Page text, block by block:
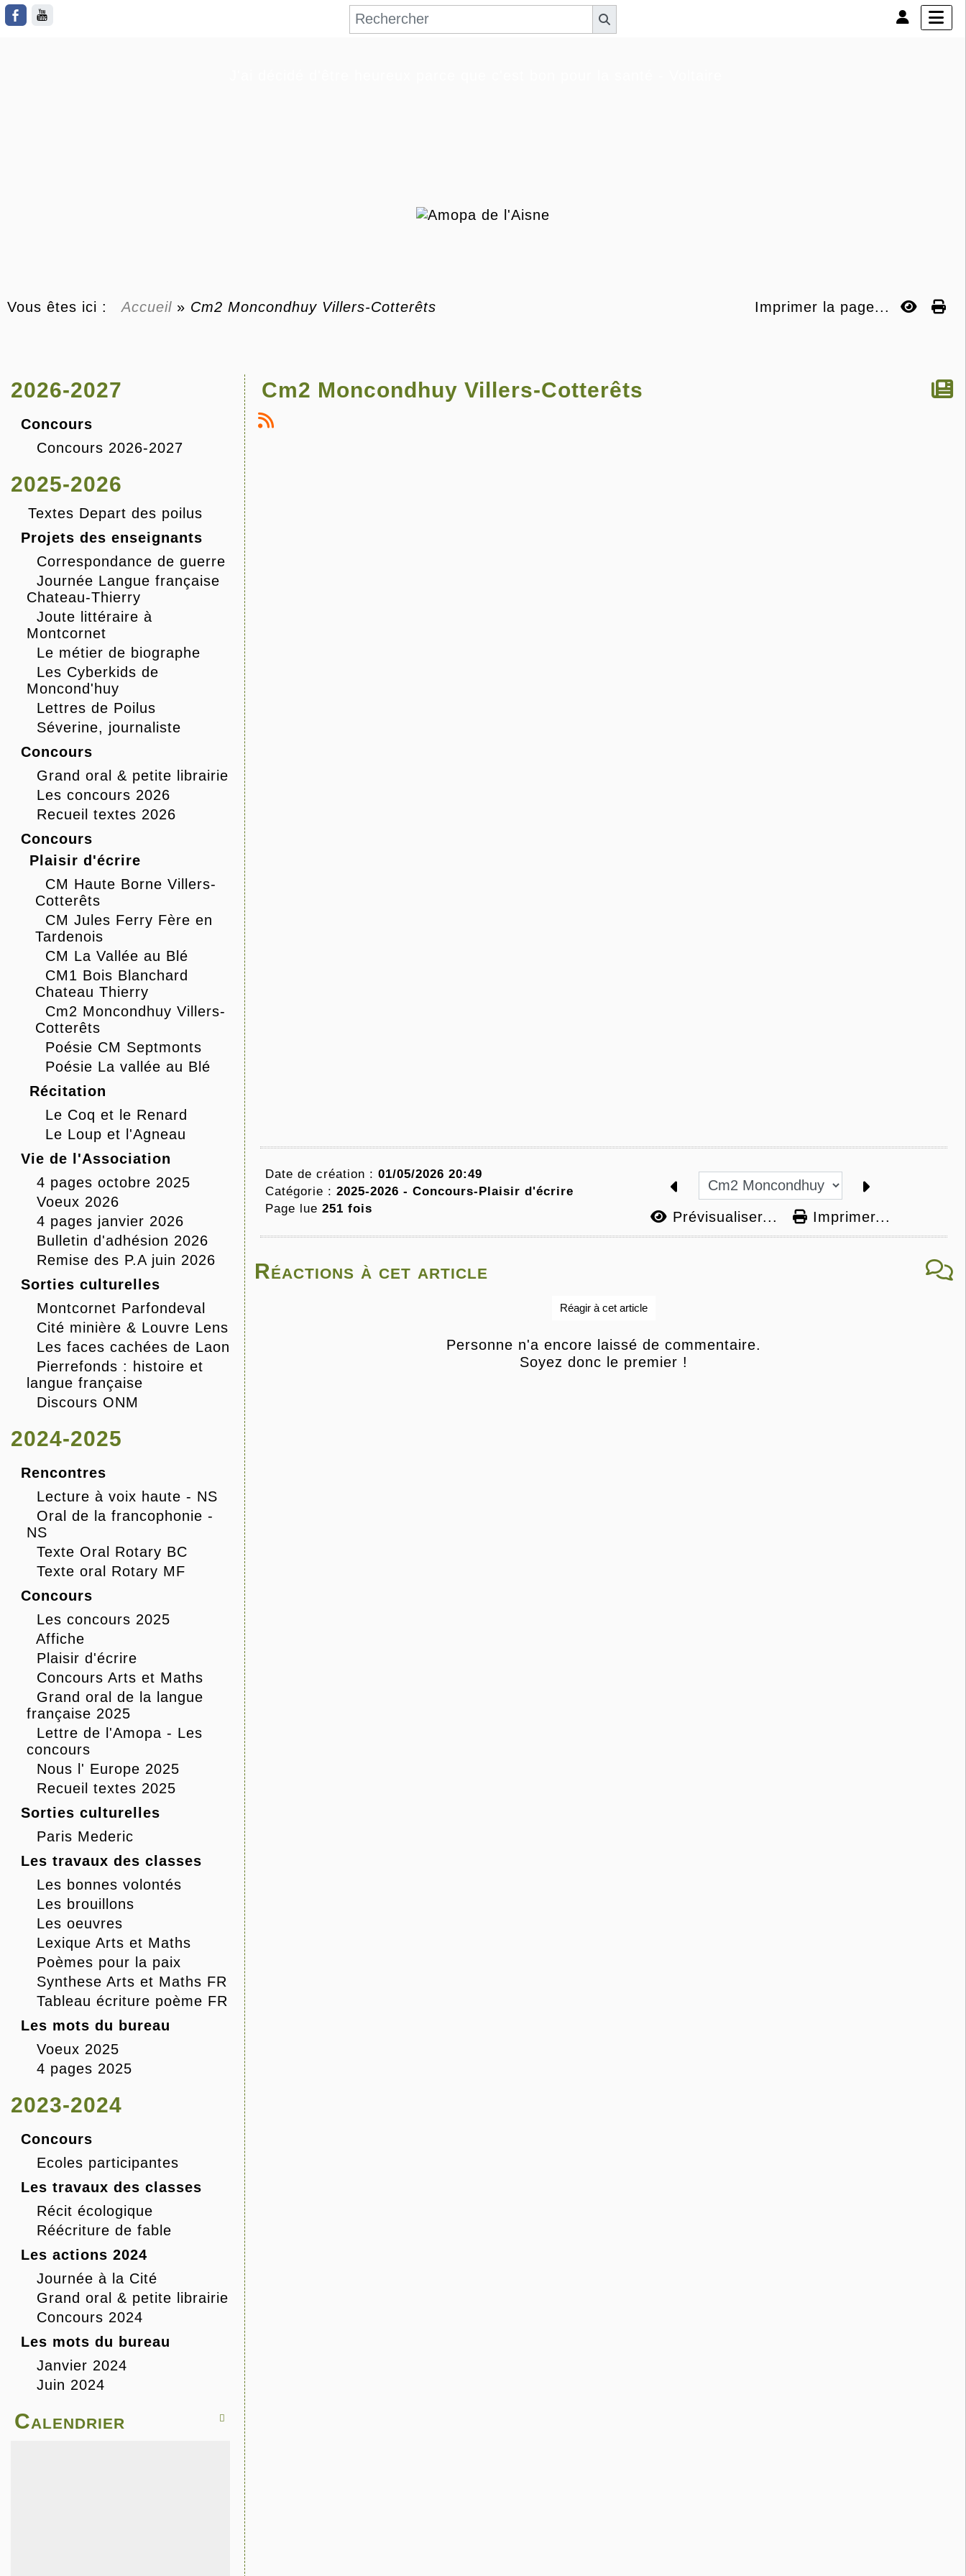
Vous êtes ici : Accueil » Cm2 Moncondhuy Villers-Cotterêts Imprimer la page...
2026-2027
Concours
Concours 2026-2027
2025-2026
Textes Depart des poilus
Projets des enseignants
Correspondance de guerre
Journée Langue française
Chateau-Thierry
Joute littéraire à
Montcornet
Le métier de biographe
Les Cyberkids de
Moncond'huy
Lettres de Poilus
Séverine, journaliste
Concours
Grand oral & petite librairie
Les concours 2026
Recueil textes 2026
Concours
Plaisir d'écrire
CM Haute Borne Villers-
Cotterêts
CM Jules Ferry Fère en
Tardenois
CM La Vallée au Blé
CM1 Bois Blanchard
Chateau Thierry
Cm2 Moncondhuy Villers-
Cotterêts
Poésie CM Septmonts
Poésie La vallée au Blé
Récitation
Le Coq et le Renard
Le Loup et l'Agneau
Vie de l'Association
4 pages octobre 2025
Voeux 2026
4 pages janvier 2026
Bulletin d'adhésion 2026
Remise des P.A juin 2026
Sorties culturelles
Montcornet Parfondeval
Cité minière & Louvre Lens
Les faces cachées de Laon
Pierrefonds : histoire et
langue française
Discours ONM
2024-2025
Rencontres
Lecture à voix haute - NS
Oral de la francophonie -
NS
Texte Oral Rotary BC
Texte oral Rotary MF
Concours
Les concours 2025
Affiche
Plaisir d'écrire
Concours Arts et Maths
Grand oral de la langue
française 2025
Lettre de l'Amopa - Les
concours
Nous l' Europe 2025
Recueil textes 2025
Sorties culturelles
Paris Mederic
Les travaux des classes
Les bonnes volontés
Les brouillons
Les oeuvres
Lexique Arts et Maths
Poèmes pour la paix
Synthese Arts et Maths FR
Tableau écriture poème FR
Les mots du bureau
Voeux 2025
4 pages 2025
2023-2024
Concours
Ecoles participantes
Les travaux des classes
Récit écologique
Réécriture de fable
Les actions 2024
Journée à la Cité
Grand oral & petite librairie
Concours 2024
Les mots du bureau
Janvier 2024
Juin 2024

Calendrier
Cm2 Moncondhuy Villers-Cotterêts
Date de création : 01/05/2026 20:49
Catégorie : 2025-2026 - Concours-Plaisir d'écrire
Page lue 251 fois
Prévisualiser... Imprimer...
Réactions à cet article
Réagir à cet article
Personne n'a encore laissé de commentaire.
Soyez donc le premier !